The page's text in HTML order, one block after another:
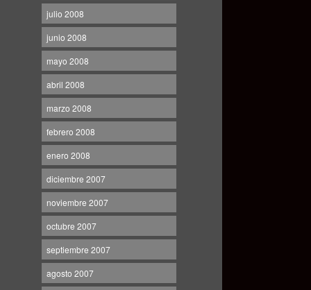
julio 2008
junio 2008
mayo 2008
abril 2008
marzo 2008
febrero 2008
enero 2008
diciembre 2007
noviembre 2007
octubre 2007
septiembre 2007
agosto 2007